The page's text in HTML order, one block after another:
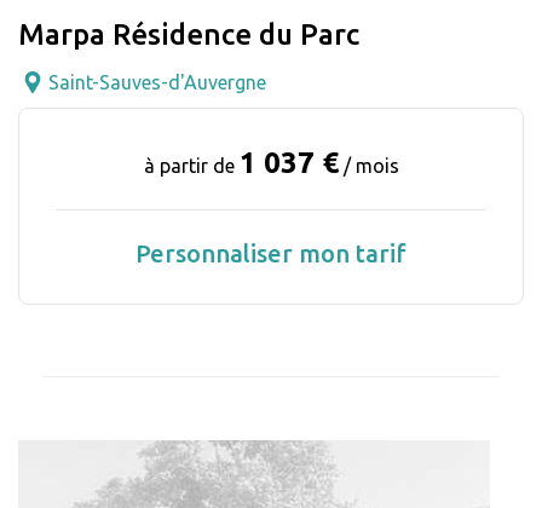
Marpa Résidence du Parc
Saint-Sauves-d'Auvergne
à partir de 1 037 € / mois
Personnaliser mon tarif